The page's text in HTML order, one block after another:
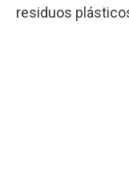
residuos